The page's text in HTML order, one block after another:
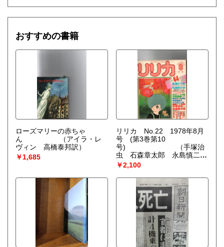
おすすめの書籍
ローズマリーの赤ちゃ
ん
（アイラ・レ
ヴィン 高橋泰邦訳）
￥1,685
リリカ No.22 1978年8月
号 (第3巻第10
号)
（手塚治
虫 石森章太郎 永島慎二
ほか）
￥2,100